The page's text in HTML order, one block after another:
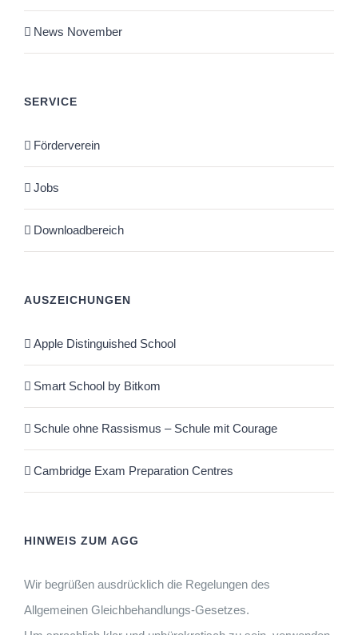
News November
SERVICE
Förderverein
Jobs
Downloadbereich
AUSZEICHUNGEN
Apple Distinguished School
Smart School by Bitkom
Schule ohne Rassismus – Schule mit Courage
Cambridge Exam Preparation Centres
HINWEIS ZUM AGG
Wir begrüßen ausdrücklich die Regelungen des
Allgemeinen Gleichbehandlungs-Gesetzes.